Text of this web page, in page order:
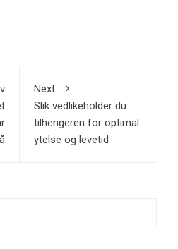
Next
Slik vedlikeholder du
tilhengeren for optimal
ytelse og levetid